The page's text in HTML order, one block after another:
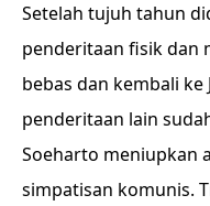
Setelah tujuh tahun
penderitaan fisik dan
bebas dan kembali ke
penderitaan lain
Soeharto meniupkan
simpatisan komunis.